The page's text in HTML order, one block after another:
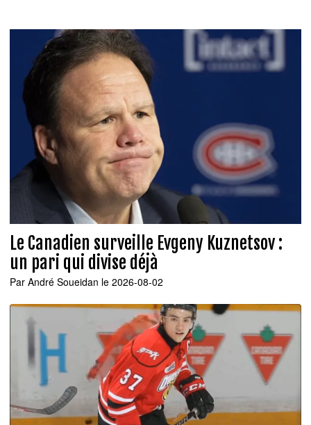
Le Canadien surveille Evgeny Kuznetsov :
un pari qui divise déjà
Par André Soueidan le 2026-08-02